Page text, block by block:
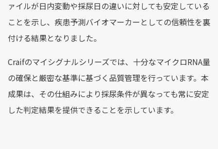
ァイルが日内変動や採尿日の違いに対しても安定している
ことを示し、疾患予測バイオマーカーとしての信頼性を裏
付ける結果となりました。
Craifのマイシグナルシリーズでは、十分なマイクロRNA量
の確保と厳密な基準に基づく品質管理を行っています。本
成果は、その仕組みにより採尿条件が異なっても常に安定
した判定結果を提供できることを示しています。